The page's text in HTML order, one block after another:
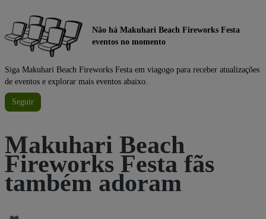
Não há Makuhari Beach Fireworks Festa
eventos no momento
Siga Makuhari Beach Fireworks Festa em viagogo para receber atualizações
de eventos e explorar mais eventos abaixo.
Seguir
Makuhari Beach
Fireworks Festa fãs
também adoram